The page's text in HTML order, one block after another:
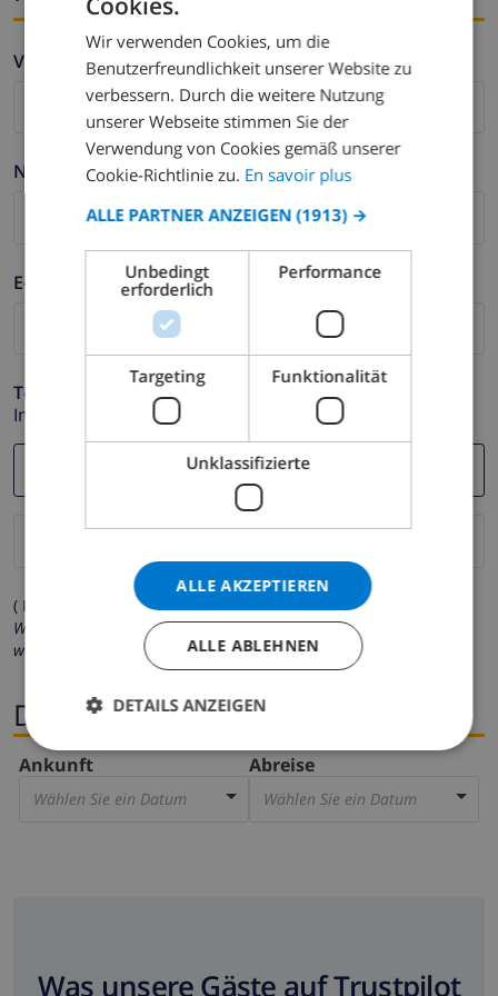
Vorname *
Nachname *
E-mail *
Telefonnummer *
Im Fall Ihre E-mail Adresse nicht korrekt funktioniert.
( Felder mit Sternchen (*) müssen ausgefüllt werden )
Wir respektieren Ihre Privatsphäre. Ihre persönlichen Daten
werden zu keiner Zeit an Dritte weitergegeben.
Dates
Ankunft
Wählen Sie ein Datum
Abreise
Wählen Sie ein Datum
Was unsere Gäste auf Trustpilot
DUTCH
SPANISH
GERMAN
DANISH
NORWEGIAN
Wir verwenden Cookies, um die
Benutzerfreundlichkeit unserer Website zu
verbessern. Durch die weitere Nutzung
unserer Webseite stimmen Sie der
Verwendung von Cookies gemäß unserer
Cookie-Richtlinie zu. En savoir plus
ALLE PARTNER ANZEIGEN (1913) →
Unbedingt
erforderlich
Performance
Targeting Funktionalität
Unklassifizierte
ALLE AKZEPTIEREN
ALLE ABLEHNEN
DETAILS ANZEIGEN